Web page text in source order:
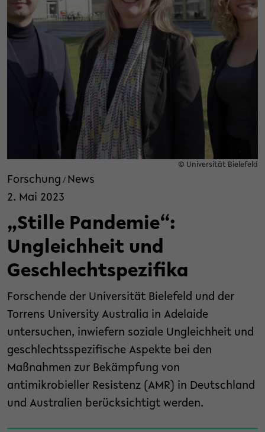
© Universität Bielefeld
Forschung / News
2. Mai 2023
„Stille Pandemie“:
Ungleichheit und
Geschlechtspezifika
Forschende der Universität Bielefeld und der
Torrens University Australia in Adelaide
untersuchen, inwiefern soziale Ungleichheit und
geschlechtsspezifische Aspekte bei den
Maßnahmen zur Bekämpfung von
antimikrobieller Resistenz (AMR) in Deutschland
und Australien berücksichtigt werden.